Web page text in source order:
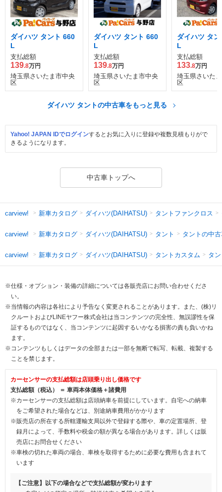
ダイハツ タント 660
L
支払総額
139.8万円
埼玉県さいたま市中央
区
ダイハツ タント 660
L
支払総額
139.8万円
埼玉県さいたま市中央
区
ダイハツ タ
L
支払総額
133.8万円
埼玉県さいた
区
ダイハツ タントの中古車をもっと見る
Yahoo! JAPAN IDでログインするとお気に入りに登録や複数見積もりがで
きるようになります。
中古車トップへ
carview! 新車カタログ ダイハツ(DAIHATSU) タントファンクロス
carview! 新車カタログ ダイハツ(DAIHATSU) タント タントの中
carview! 新車カタログ ダイハツ(DAIHATSU) タントカスタム タ
※仕様・オプション・装備の詳細については各販売店にお問い合わせくださ
い。
※当情報の内容は各社により予告なく変更されることがあります。また、(株)リ
クルートおよびLINEヤフー株式会社は当コンテンツの完全性、無誤謬性を保
証するものではなく、当コンテンツに起因するいかなる損害の責も負いかね
ます。
※コンテンツもしくはデータの全部または一部を無断で転写、転載、複製する
ことを禁じます。
カーセンサーの支払総額は店頭乗り出し価格です
支払総額（税込） ＝ 車両本体価格＋諸費用
※カーセンサーの支払総額は店頭納車を前提にしています。自宅への納車
をご希望された場合などは、別途納車費用がかかります
※販売店の所在する所轄運輸支局以外で登録する際や、車の定置場所、登
録月によって、手数料や税金の額が異なる場合があります。詳しくは販
売店にお問合せください
※車検の切れた車両の場合、車検を取得するために必要な費用も含まれて
います
【ご注意】以下の場合などで支払総額が変わります